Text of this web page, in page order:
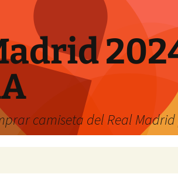
camiseta del Real